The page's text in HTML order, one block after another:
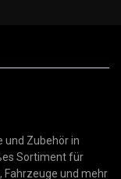
und Zubehör in
Sortiment für
Fahrzeuge und mehr